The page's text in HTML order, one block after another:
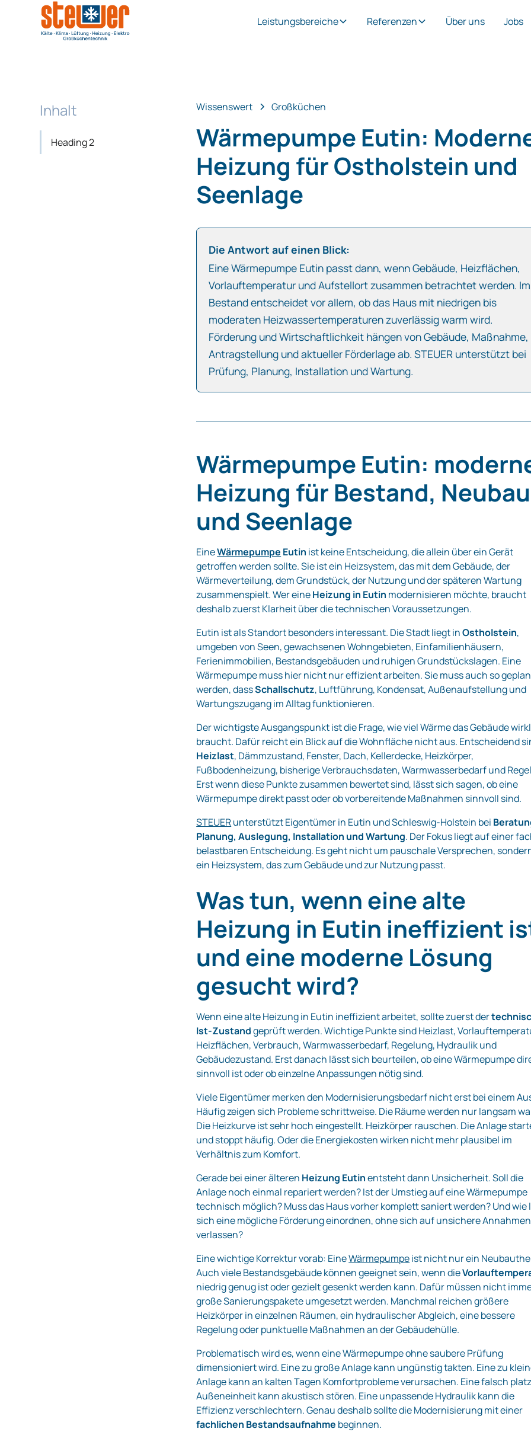
Leistungsbereiche Referenzen Über uns Jobs
Inhalt
Heading 2
Wissenswert Großküchen
Wärmepumpe Eutin:
Heizung für Ostholstein und
Seenlage
Die Antwort auf einen Blick:
Eine Wärmepumpe Eutin passt dann, wenn Gebäude, Heizflächen,
Vorlauftemperatur und Aufstellort zusammen betrachtet werden. Im
Bestand entscheidet vor allem, ob das Haus mit niedrigen bis
moderaten Heizwassertemperaturen zuverlässig warm wird.
Förderung und Wirtschaftlichkeit hängen von Gebäude, Maßnahme,
Antragstellung und aktueller Förderlage ab. STEUER unterstützt bei
Prüfung, Planung, Installation und Wartung.
Wärmepumpe Eutin:
Heizung für Bestand, Neubau
und Seenlage
EineWärmepumpe Eutin ist keine Entscheidung, die allein über ein Gerät
getroffen werden sollte. Sie ist ein Heizsystem, das mit dem Gebäude, der
Wärmeverteilung, dem Grundstück, der Nutzung und der späteren Wartung
zusammenspielt. Wer eineHeizung in Eutin modernisieren möchte, braucht
deshalb zuerst Klarheit über die technischen Voraussetzungen.
Eutin ist als Standort besonders interessant. Die Stadt liegt inOstholstein,
umgeben von Seen, gewachsenen Wohngebieten, Einfamilienhäusern,
Ferienimmobilien, Bestandsgebäuden und ruhigen Grundstückslagen. Eine
Wärmepumpe muss hier nicht nur effizient arbeiten. Sie muss auch so
werden, dassSchallschutz, Luftführung, Kondensat, Außenaufstellung und
Wartungszugang im Alltag funktionieren.
Der wichtigste Ausgangspunkt ist die Frage, wie viel Wärme das Gebäude
braucht. Dafür reicht ein Blick auf die Wohnfläche nicht aus. Entscheidend
Heizlast, Dämmzustand, Fenster, Dach, Kellerdecke, Heizkörper,
Fußbodenheizung, bisherige Verbrauchsdaten, Warmwasserbedarf und
Erst wenn diese Punkte zusammen bewertet sind, lässt sich sagen, ob eine
Wärmepumpe direkt passt oder ob vorbereitende Maßnahmen sinnvoll sind.
STEUERunterstützt Eigentümer in Eutin und Schleswig-Holstein bei
Planung, Auslegung, Installation und Wartung. Der Fokus liegt auf einer
belastbaren Entscheidung. Es geht nicht um pauschale Versprechen,
ein Heizsystem, das zum Gebäude und zur Nutzung passt.
Was tun, wenn eine alte
Heizung in Eutin ineffizient
und eine moderne Lösung
gesucht wird?
Wenn eine alte Heizung in Eutin ineffizient arbeitet, sollte zuerst der
Ist-Zustandgeprüft werden. Wichtige Punkte sind Heizlast,
Heizflächen, Verbrauch, Warmwasserbedarf, Regelung, Hydraulik und
Gebäudezustand. Erst danach lässt sich beurteilen, ob eine Wärmepumpe
sinnvoll ist oder ob einzelne Anpassungen nötig sind.
Viele Eigentümer merken den Modernisierungsbedarf nicht erst bei einem
Häufig zeigen sich Probleme schrittweise. Die Räume werden nur langsam
Die Heizkurve ist sehr hoch eingestellt. Heizkörper rauschen. Die Anlage
und stoppt häufig. Oder die Energiekosten wirken nicht mehr plausibel im
Verhältnis zum Komfort.
Gerade bei einer älteren Heizung Eutinentsteht dann Unsicherheit. Soll die
Anlage noch einmal repariert werden? Ist der Umstieg auf eine Wärmepumpe
technisch möglich? Muss das Haus vorher komplett saniert werden? Und wie
sich eine mögliche Förderung einordnen, ohne sich auf unsichere
verlassen?
Eine wichtige Korrektur vorab: EineWärmepumpeist nicht nur ein
Auch viele Bestandsgebäude können geeignet sein, wenn die
niedrig genug ist oder gezielt gesenkt werden kann. Dafür müssen nicht
große Sanierungspakete umgesetzt werden. Manchmal reichen größere
Heizkörper in einzelnen Räumen, ein hydraulischer Abgleich, eine bessere
Regelung oder punktuelle Maßnahmen an der Gebäudehülle.
Problematisch wird es, wenn eine Wärmepumpe ohne saubere Prüfung
dimensioniert wird. Eine zu große Anlage kann ungünstig takten. Eine zu
Anlage kann an kalten Tagen Komfortprobleme verursachen. Eine falsch
Außeneinheit kann akustisch stören. Eine unpassende Hydraulik kann die
Effizienz verschlechtern. Genau deshalb sollte die Modernisierung mit einer
fachlichen Bestandsaufnahme beginnen.